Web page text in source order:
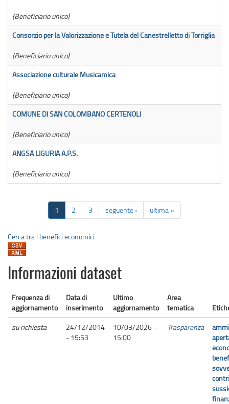
(Beneficiario unico)
Consorzio per la Valorizzazione e Tutela del Canestrelletto di Torriglia
(Beneficiario unico)
Associazione culturale Musicamica
(Beneficiario unico)
COMUNE DI SAN COLOMBANO CERTENOLI
(Beneficiario unico)
ANGSA LIGURIA A.P.S.
(Beneficiario unico)
1 2 3 seguente › ultima »
Cerca tra i benefici economici
Informazioni dataset
Frequenza di
aggiornamento
Data di
inserimento
Ultimo
aggiornamento
Area
tematica
su richiesta
24/12/2014
- 15:53
10/03/2026 -
15:00
Trasparenza